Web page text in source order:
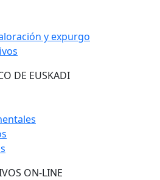
y expurgo
DE EUSKADI
ON-LINE